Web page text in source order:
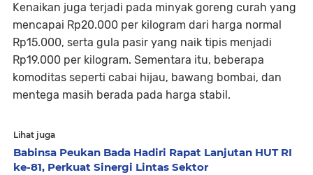
Kenaikan juga terjadi pada minyak goreng curah yang
mencapai Rp20.000 per kilogram dari harga normal
Rp15.000, serta gula pasir yang naik tipis menjadi
Rp19.000 per kilogram. Sementara itu, beberapa
komoditas seperti cabai hijau, bawang bombai, dan
mentega masih berada pada harga stabil.
Lihat juga
Babinsa Peukan Bada Hadiri Rapat Lanjutan HUT RI
ke-81, Perkuat Sinergi Lintas Sektor